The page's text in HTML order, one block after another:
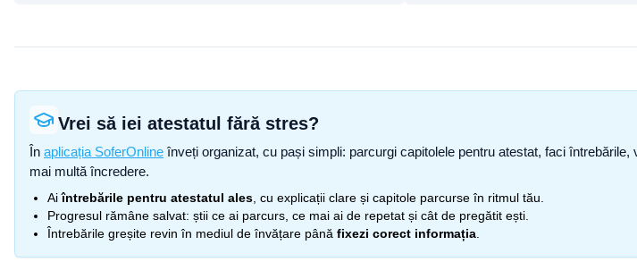
Vrei să iei atestatul fără stres?
În aplicația SoferOnline înveți organizat, cu pași simpli: parcurgi capitolele pentru atestat, faci
mai multă încredere.
Aiîntrebările pentru atestatul ales , cu explicații clare și capitole parcurse în ritmul tău.
Progresul rămâne salvat: știi ce ai parcurs, ce mai ai de repetat și cât de pregătit ești.
Întrebările greșite revin în mediul de învățare până fixezi corect informația